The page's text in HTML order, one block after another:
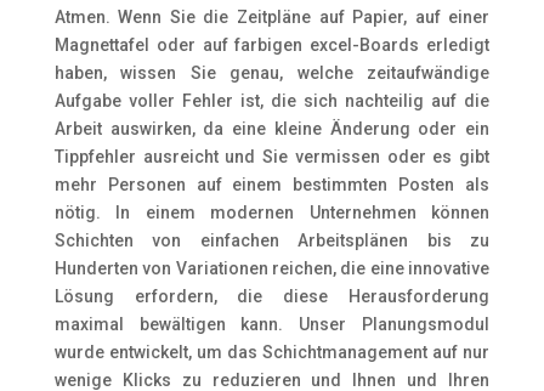
Atmen. Wenn Sie die Zeitpläne auf Papier, auf einer
Magnettafel oder auf farbigen excel-Boards erledigt
haben, wissen Sie genau, welche zeitaufwändige
Aufgabe voller Fehler ist, die sich nachteilig auf die
Arbeit auswirken, da eine kleine Änderung oder ein
Tippfehler ausreicht und Sie vermissen oder es gibt
mehr Personen auf einem bestimmten Posten als
nötig. In einem modernen Unternehmen können
Schichten von einfachen Arbeitsplänen bis zu
Hunderten von Variationen reichen, die eine innovative
Lösung erfordern, die diese Herausforderung
maximal bewältigen kann. Unser Planungsmodul
wurde entwickelt, um das Schichtmanagement auf nur
wenige Klicks zu reduzieren und Ihnen und Ihren